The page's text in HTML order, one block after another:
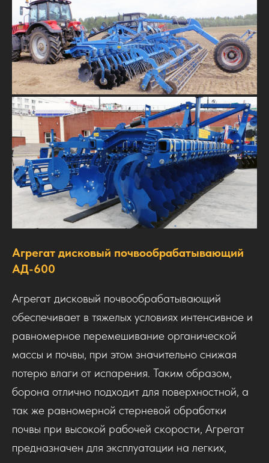
Агрегат дисковый почвообрабатывающий
АД-600
Агрегат дисковый почвообрабатывающий
обеспечивает в тяжелых условиях интенсивное и
равномерное перемешивание органической
массы и почвы, при этом значительно снижая
потерю влаги от испарения. Таким образом,
борона отлично подходит для поверхностной, а
так же равномерной стерневой обработки
почвы при высокой рабочей скорости, Агрегат
предназначен для эксплуатации на легких,